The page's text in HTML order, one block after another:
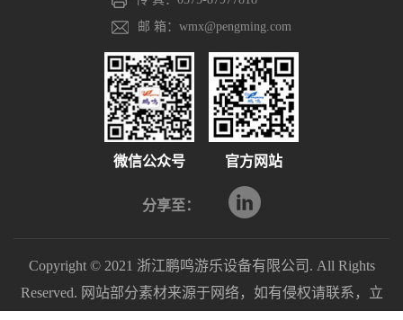
邮 箱：wmx@pengming.com
微信公众号 官方网站
分享至：
Copyright © 2021 浙江鹏鸣游乐设备有限公司. All Rights
Reserved. 网站部分素材来源于网络，如有侵权请联系，立